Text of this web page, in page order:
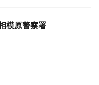
模原警察署